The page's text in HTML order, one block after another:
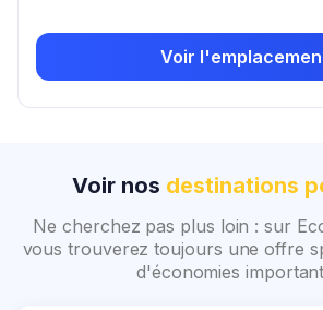
Voir
Voir nos destinations
Ne cherchez pas plus loin : sur
vous trouverez toujours une offre
d'économies